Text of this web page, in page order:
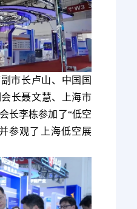
市长卢山、中国国
长聂文慧、上海市
长李栋参加了“低空
参观了上海低空展